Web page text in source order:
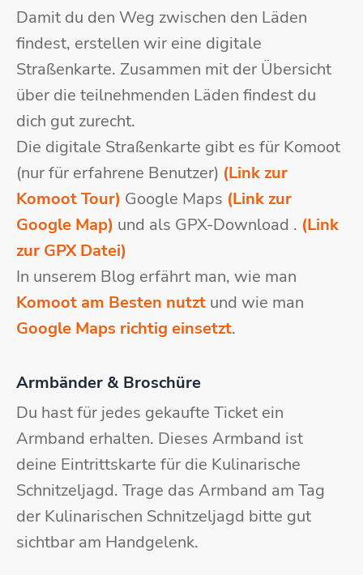
Damit du den Weg zwischen den Läden
findest, erstellen wir eine digitale
Straßenkarte. Zusammen mit der Übersicht
über die teilnehmenden Läden findest du
dich gut zurecht.
Die digitale Straßenkarte gibt es für Komoot
(nur für erfahrene Benutzer) (Link zur
Komoot Tour) Google Maps (Link zur
Google Map) und als GPX-Download . (Link
zur GPX Datei)
In unserem Blog erfährt man, wie man
Komoot am Besten nutzt und wie man
Google Maps richtig einsetzt.
Armbänder & Broschüre
Du hast für jedes gekaufte Ticket ein
Armband erhalten. Dieses Armband ist
deine Eintrittskarte für die Kulinarische
Schnitzeljagd. Trage das Armband am Tag
der Kulinarischen Schnitzeljagd bitte gut
sichtbar am Handgelenk.